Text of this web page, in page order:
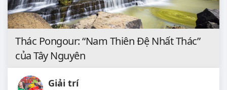
Thác Pongour: “Nam Thiên Đệ Nhất Thác”
của Tây Nguyên
Giải trí